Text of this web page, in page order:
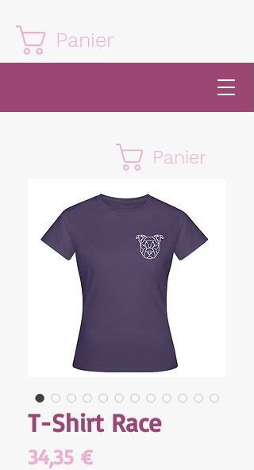
Panier
Panier
T-Shirt Race
34,35 €Prix